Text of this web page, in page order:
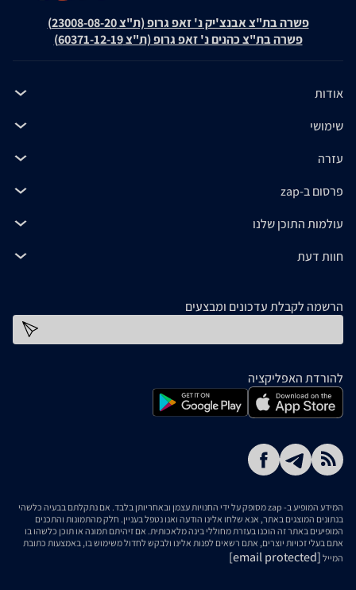
פשרה בת"צ אבנצ'יק נ' זאפ גרופ (ת"צ 23008-08-20)
פשרה בת"צ כהנים נ' זאפ גרופ (ת"צ 60371-12-19)
אודות
שימושי
עזרה
פרסום ב-zap
עולמות התוכן שלנו
חוות דעת
הרשמה לקבלת עדכונים ומבצעים
להורדת האפליקציה
המידע המופיע ב- zap מסופק על ידי החנויות עצמן ובאחריותן בלבד. אם נתקלתם בבעיה כלשהי
בנתונים המוצגים באתר, אנא שלחו אלינו הודעה ואנו נטפל בעניין. חלק מהתמונות והתכנים
המופיעים באתר זה הוכנו בעזרת מחוללי בינה מלאכותית. אם זיהיתם תמונה או תוכן כלשהו בו
אתם בעלי זכויות יוצרים, אתם רשאים לפנות אלינו ולבקש לחדול משימוש בו, באמצעות כתובת
המייל [email protected]